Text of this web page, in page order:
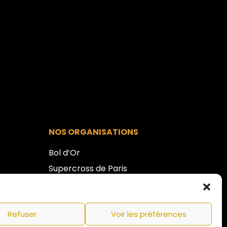
Refuser Voir les préférences
NOS ORGANISATIONS
Bol d’Or
Supercross de Paris